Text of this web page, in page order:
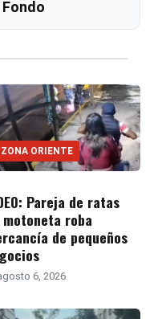
ZONA ORIENTE
Pareja de ratas
motoneta roba
de pequeños
6, 2026